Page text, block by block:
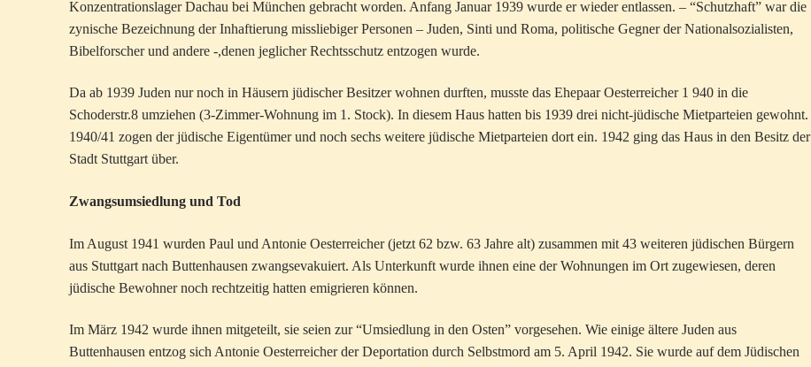
Konzentrationslager Dachau bei München gebracht worden. Anfang Januar 1939 wurde er wieder entlassen. – “Schutzhaft” war die
zynische Bezeichnung der Inhaftierung missliebiger Personen – Juden, Sinti und Roma, politische Gegner der Nationalsozialisten,
Bibelforscher und andere -,denen jeglicher Rechtsschutz entzogen wurde.
Da ab 1939 Juden nur noch in Häusern jüdischer Besitzer wohnen durften, musste das Ehepaar Oesterreicher 1 940 in die
Schoderstr.8 umziehen (3-Zimmer-Wohnung im 1. Stock). In diesem Haus hatten bis 1939 drei nicht-jüdische Mietparteien gewohnt.
1940/41 zogen der jüdische Eigentümer und noch sechs weitere jüdische Mietparteien dort ein. 1942 ging das Haus in den Besitz der
Stadt Stuttgart über.
Zwangsumsiedlung und Tod
Im August 1941 wurden Paul und Antonie Oesterreicher (jetzt 62 bzw. 63 Jahre alt) zusammen mit 43 weiteren jüdischen Bürgern
aus Stuttgart nach Buttenhausen zwangsevakuiert. Als Unterkunft wurde ihnen eine der Wohnungen im Ort zugewiesen, deren
jüdische Bewohner noch rechtzeitig hatten emigrieren können.
Im März 1942 wurde ihnen mitgeteilt, sie seien zur “Umsiedlung in den Osten” vorgesehen. Wie einige ältere Juden aus
Buttenhausen entzog sich Antonie Oesterreicher der Deportation durch Selbstmord am 5. April 1942. Sie wurde auf dem Jüdischen